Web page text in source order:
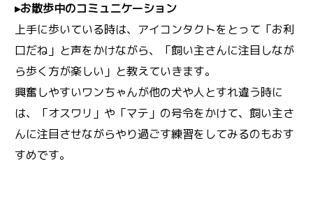
▸お散歩中のコミュニケーション
上手に歩いている時は、アイコンタクトをとって「お利
口だね」と声をかけながら、「飼い主さんに注目しなが
ら歩く方が楽しい」と教えていきます。
興奮しやすいワンちゃんが他の犬や人とすれ違う時に
は、「オスワリ」や「マテ」の号令をかけて、飼い主さ
んに注目させながらやり過ごす練習をしてみるのもおす
すめです。